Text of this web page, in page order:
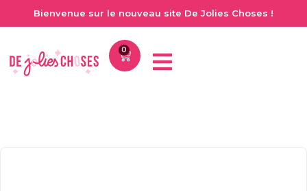
Bienvenue sur le nouveau site De Jolies Choses !
0